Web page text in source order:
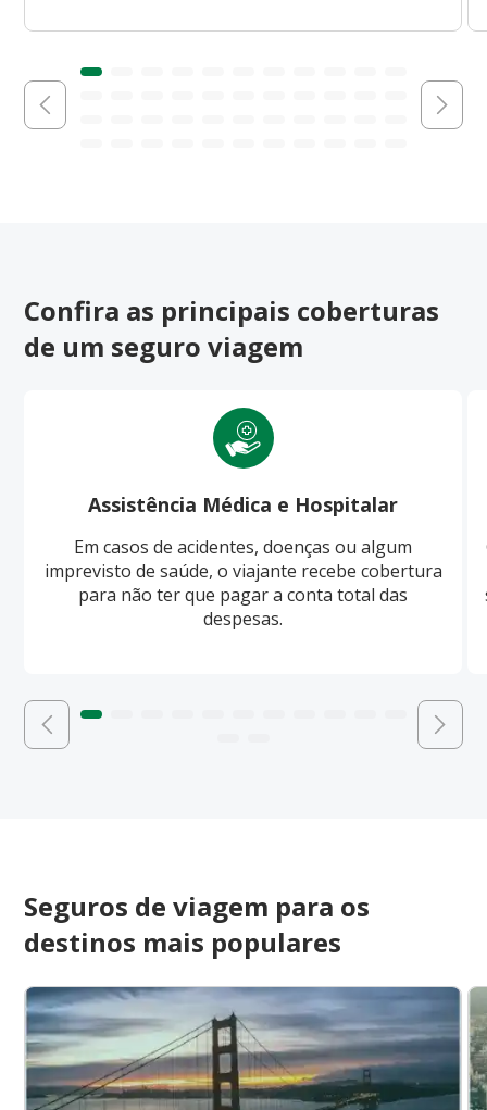
Confira as principais coberturas
de um seguro viagem
Assistência Médica e Hospitalar
Em casos de acidentes, doenças ou algum
imprevisto de saúde, o viajante recebe cobertura
para não ter que pagar a conta total das
despesas.
Seguros de viagem para os
destinos mais populares